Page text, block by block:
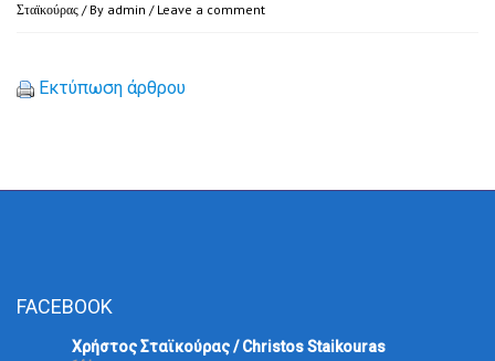
Σταϊκούρας / By admin / Leave a comment
Εκτύπωση άρθρου
FACEBOOK
Χρήστος Σταϊκούρας / Christos Staikouras